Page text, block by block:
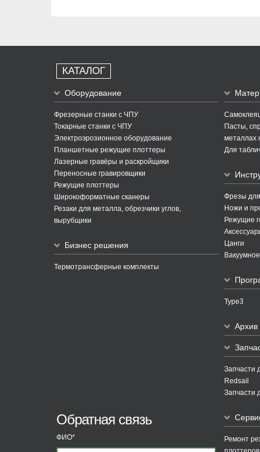
КАТАЛОГ
Оборудование
Фрезерные станки с ЧПУ
Токарные станки с ЧПУ
Электроэрозионное оборудование
Планшетные режущие плоттеры
Лазерные гравёры и раскройщики
Переносные гравировщики
Режущие плоттеры
Широкоформатные сканеры
Резаки для металла, обрезчики углов,
вырубщики
Бизнес решения
Термотрансферные комплекты
Пасты,
металлах
Для
Фрезы
Ножи и
Режущие
Цанги
Type3
Архив
Запчасти
Redsail
Запчасти
Ремонт
Обратная связь
ФИО*